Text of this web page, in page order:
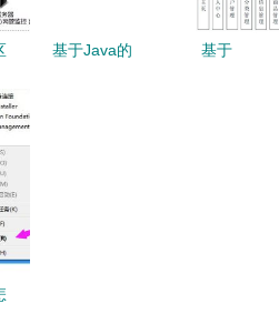
的关键作用
基于Java的
基于